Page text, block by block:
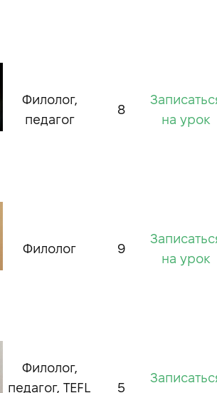
Филолог,
педагог
8
на урок
Филолог 9
на урок
Филолог,
педагог, TEFL
5